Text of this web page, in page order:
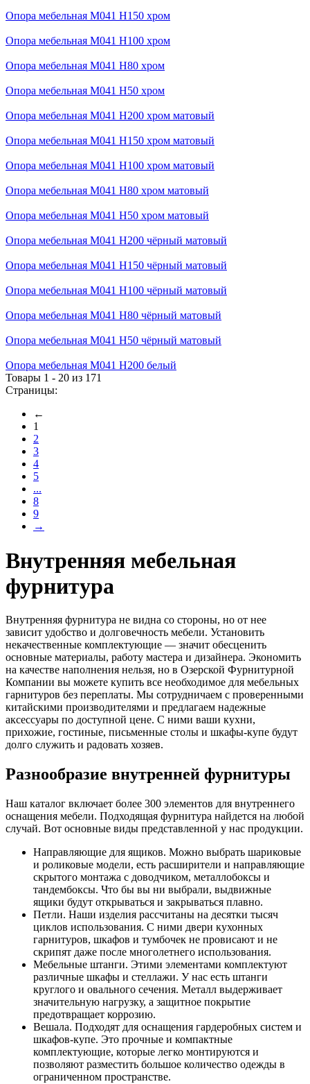
Опора мебельная М041 H150 хром
Опора мебельная М041 H100 хром
Опора мебельная М041 H80 хром
Опора мебельная М041 H50 хром
Опора мебельная М041 H200 хром матовый
Опора мебельная М041 H150 хром матовый
Опора мебельная М041 H100 хром матовый
Опора мебельная М041 H80 хром матовый
Опора мебельная М041 H50 хром матовый
Опора мебельная М041 H200 чёрный матовый
Опора мебельная М041 H150 чёрный матовый
Опора мебельная М041 H100 чёрный матовый
Опора мебельная М041 H80 чёрный матовый
Опора мебельная М041 H50 чёрный матовый
Опора мебельная М041 H200 белый
Товары 1 - 20 из 171
Страницы:
←
1
2
3
4
5
...
8
9
→
Внутренняя мебельная
фурнитура
Внутренняя фурнитура не видна со стороны, но от нее
зависит удобство и долговечность мебели. Установить
некачественные комплектующие — значит обесценить
основные материалы, работу мастера и дизайнера. Экономить
на качестве наполнения нельзя, но в Озерской Фурнитурной
Компании вы можете купить все необходимое для мебельных
гарнитуров без переплаты. Мы сотрудничаем с проверенными
китайскими производителями и предлагаем надежные
аксессуары по доступной цене. С ними ваши кухни,
прихожие, гостиные, письменные столы и шкафы-купе будут
долго служить и радовать хозяев.
Разнообразие внутренней фурнитуры
Наш каталог включает более 300 элементов для внутреннего
оснащения мебели. Подходящая фурнитура найдется на любой
случай. Вот основные виды представленной у нас продукции.
Направляющие для ящиков. Можно выбрать шариковые
и роликовые модели, есть расширители и направляющие
скрытого монтажа с доводчиком, металлобоксы и
тандембоксы. Что бы вы ни выбрали, выдвижные
ящики будут открываться и закрываться плавно.
Петли. Наши изделия рассчитаны на десятки тысяч
циклов использования. С ними двери кухонных
гарнитуров, шкафов и тумбочек не провисают и не
скрипят даже после многолетнего использования.
Мебельные штанги. Этими элементами комплектуют
различные шкафы и стеллажи. У нас есть штанги
круглого и овального сечения. Металл выдерживает
значительную нагрузку, а защитное покрытие
предотвращает коррозию.
Вешала. Подходят для оснащения гардеробных систем и
шкафов-купе. Это прочные и компактные
комплектующие, которые легко монтируются и
позволяют разместить большое количество одежды в
ограниченном пространстве.